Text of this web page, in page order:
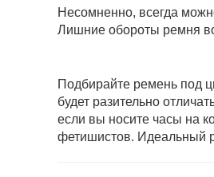
Несомненно, всегда
Лишние обороты ремня
Подбирайте ремень под
будет разительно
если вы носите часы на
фетишистов. Идеальный